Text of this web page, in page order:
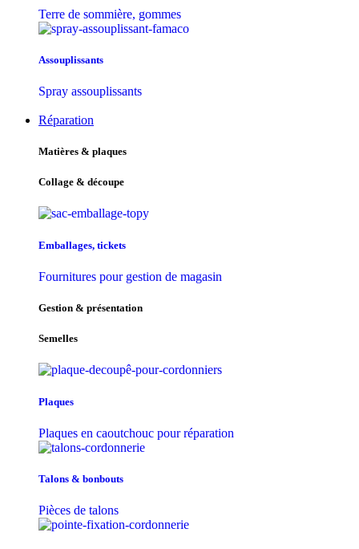
Terre de sommière, gommes
Assouplissants
Spray assouplissants
Réparation
Matières & plaques
Collage & découpe
Emballages, tickets
Fournitures pour gestion de magasin
Gestion & présentation
Semelles
Plaques
Plaques en caoutchouc pour réparation
Talons & bonbouts
Pièces de talons